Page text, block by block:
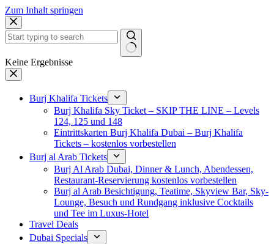
Zum Inhalt springen
Keine Ergebnisse
Burj Khalifa Tickets
Burj Khalifa Sky Ticket – SKIP THE LINE – Levels
124, 125 und 148
Eintrittskarten Burj Khalifa Dubai – Burj Khalifa
Tickets – kostenlos vorbestellen
Burj al Arab Tickets
Burj Al Arab Dubai, Dinner & Lunch, Abendessen,
Restaurant-Reservierung kostenlos vorbestellen
Burj al Arab Besichtigung, Teatime, Skyview Bar, Sky-
Lounge, Besuch und Rundgang inklusive Cocktails
und Tee im Luxus-Hotel
Travel Deals
Dubai Specials